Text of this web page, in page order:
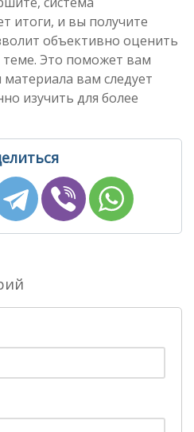
итоги, и вы получите
объективно оценить
Это поможет вам
вам следует
изучить для более